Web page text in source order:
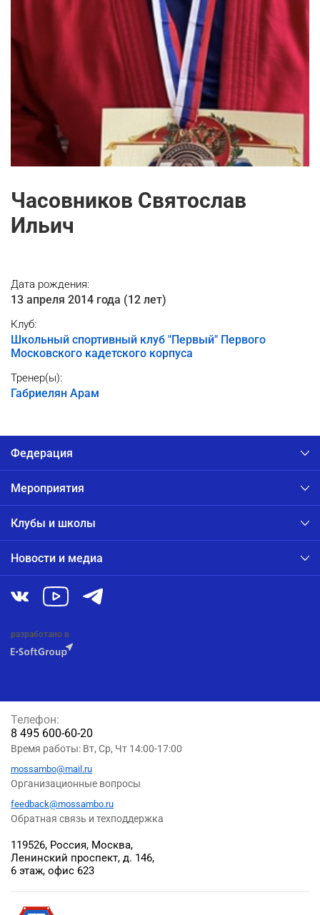
Часовников Святослав
Ильич
Дата рождения:
13 апреля 2014 года (12 лет)
Клуб:
Школьный спортивный клуб "Первый" Первого
Московского кадетского корпуса
Тренер(ы):
Габриелян Арам
Федерация
Мероприятия
Клубы и школы
Новости и медиа
разработано в
119526, Россия, Москва,
Ленинский проспект, д. 146,
6 этаж, офис 623
Телефон:
8 495 600-60-20
Время работы: Вт, Ср, Чт 14:00-17:00
mossambo@mail.ru
Организационные вопросы
feedback@mossambo.ru
Обратная связь и техподдержка